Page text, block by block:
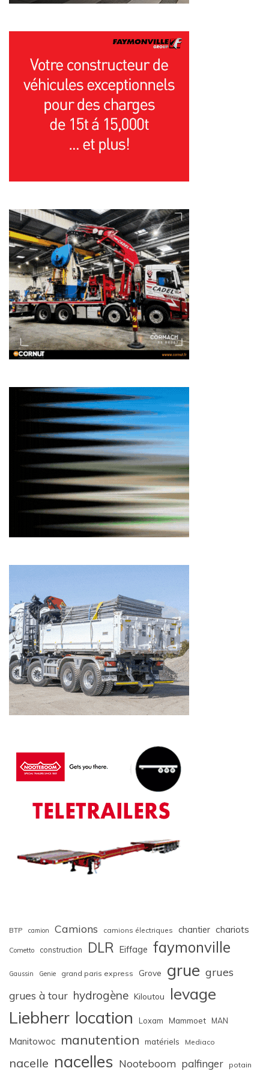
BTP camion Camions camions électriques chantier chariots
Cometto construction DLR Eiffage faymonville
Gaussin Genie grand paris express Grove grue grues
grues à tour hydrogène Kiloutou levage
Liebherr location Loxam Mammoet MAN
Manitowoc manutention matériels Mediaco
nacelle nacelles Nooteboom palfinger potain